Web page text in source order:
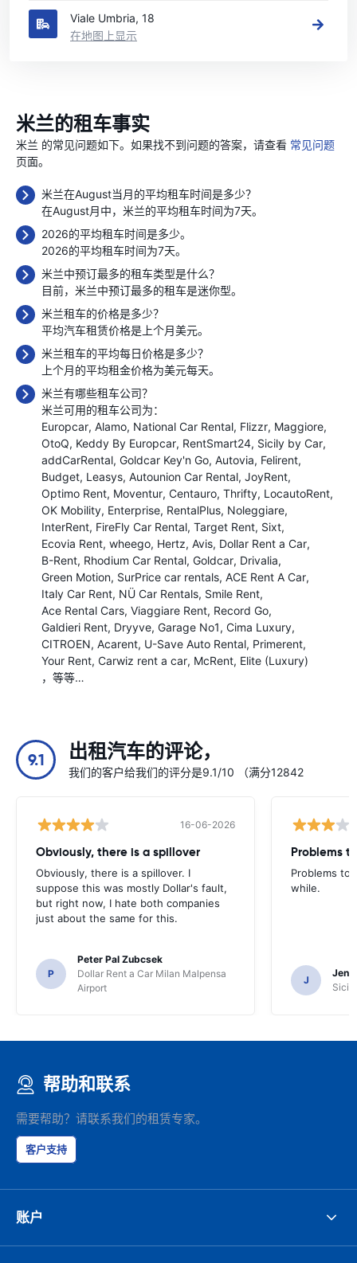
Viale Umbria, 18
在地图上显示
米兰的租车事实
米兰 的常见问题如下。如果找不到问题的答案，请查看 常见问题
页面。
米兰在August当月的平均租车时间是多少？
在August月中，米兰的平均租车时间为7天。
2026的平均租车时间是多少。
2026的平均租车时间为7天。
米兰中预订最多的租车类型是什么？
目前，米兰中预订最多的租车是迷你型。
米兰租车的价格是多少？
平均汽车租赁价格是上个月美元。
米兰租车的平均每日价格是多少？
上个月的平均租金价格为美元每天。
米兰有哪些租车公司？
米兰可用的租车公司为：
Europcar Alamo National Car Rental Flizzr Maggiore
OtoQ Keddy By Europcar RentSmart24 Sicily by Car
addCarRental Goldcar Key'n Go Autovia Felirent
Budget Leasys Autounion Car Rental JoyRent
Optimo Rent Moventur Centauro Thrifty LocautoRent
OK Mobility Enterprise RentalPlus Noleggiare
InterRent FireFly Car Rental Target Rent Sixt
Ecovia Rent wheego Hertz Avis Dollar Rent a Car
B-Rent Rhodium Car Rental Goldcar Drivalia
Green Motion SurPrice car rentals ACE Rent A Car
Italy Car Rent NÜ Car Rentals Smile Rent
Ace Rental Cars Viaggiare Rent Record Go
Galdieri Rent Dryyve Garage No1 Cima Luxury
CITROEN Acarent U-Save Auto Rental Primerent
Your Rent Carwiz rent a car McRent Elite (Luxury)
，等等…
9.1 出租汽车的评论，
我们的客户给我们的评分是9.1/10 （满分12842
16-06-2026
Obviously, there is a spillover
Obviously, there is a spillover. I
suppose this was mostly Dollar's fault,
but right now, I hate both companies
just about the same for this.
P
Peter Pal Zubcsek
Dollar Rent a Car Milan Malpensa
Airport
Problems
Problems to
while.
J
帮助和联系
需要帮助？请联系我们的租赁专家。
客户支持
账户